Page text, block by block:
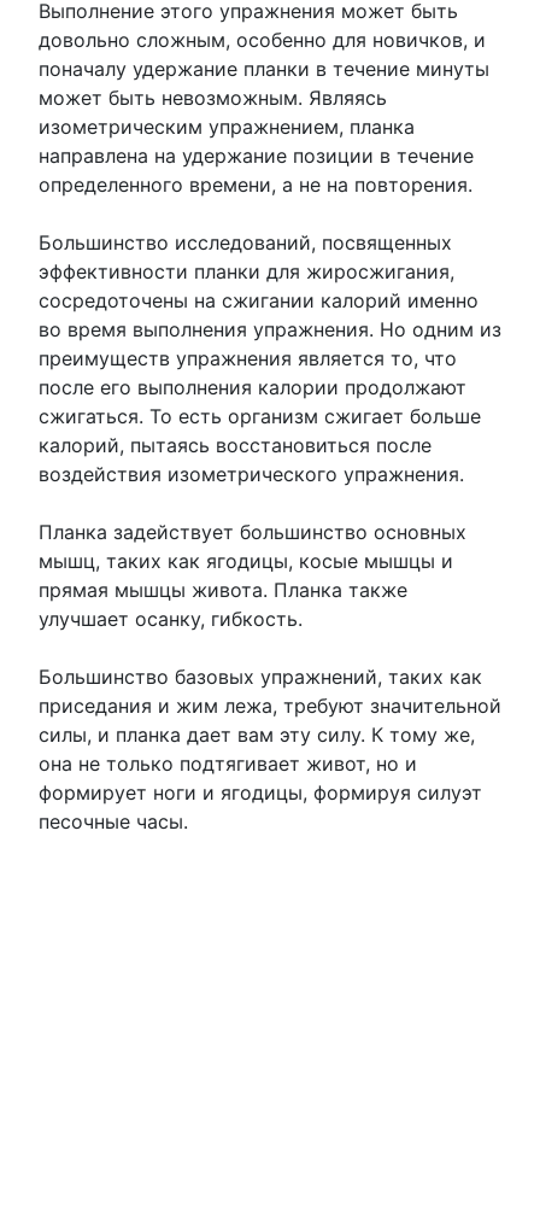
Выполнение этого упражнения может быть
довольно сложным, особенно для новичков, и
поначалу удержание планки в течение минуты
может быть невозможным. Являясь
изометрическим упражнением, планка
направлена на удержание позиции в течение
определенного времени, а не на повторения.
Большинство исследований, посвященных
эффективности планки для жиросжигания,
сосредоточены на сжигании калорий именно
во время выполнения упражнения. Но одним из
преимуществ упражнения является то, что
после его выполнения калории продолжают
сжигаться. То есть организм сжигает больше
калорий, пытаясь восстановиться после
воздействия изометрического упражнения.
Планка задействует большинство основных
мышц, таких как ягодицы, косые мышцы и
прямая мышцы живота. Планка также
улучшает осанку, гибкость.
Большинство базовых упражнений, таких как
приседания и жим лежа, требуют значительной
силы, и планка дает вам эту силу. К тому же,
она не только подтягивает живот, но и
формирует ноги и ягодицы, формируя силуэт
песочные часы.